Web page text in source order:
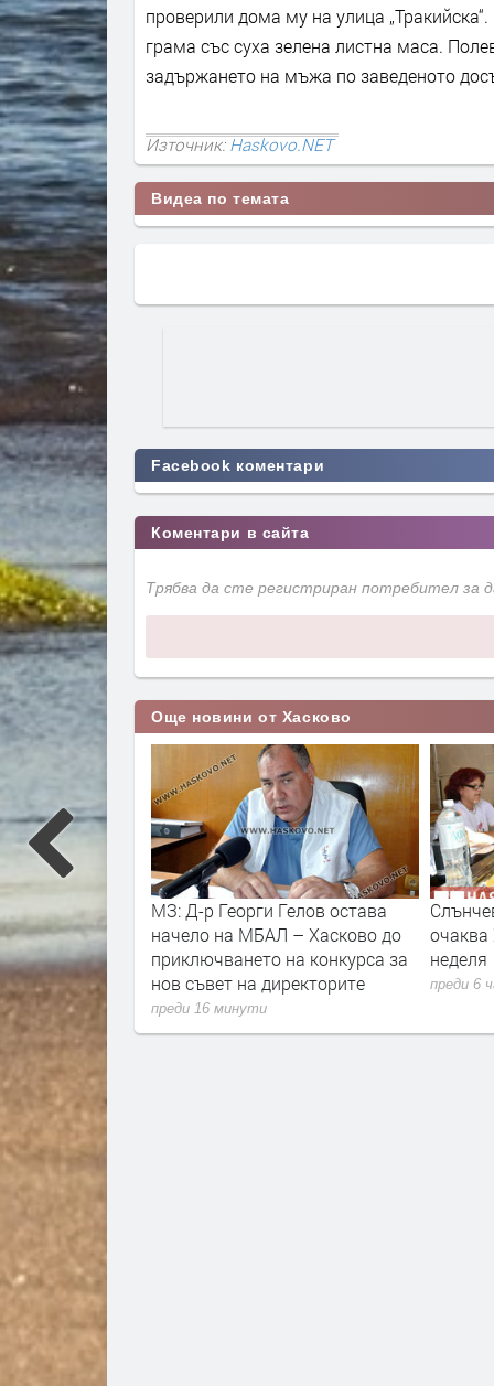
проверили дома му на улица
грама със суха зелена листна маса.
задържането на мъжа по заведеното
Източник:Haskovo.NET
Видеа по темата
Facebook коментари
Коментари в сайта
Трябва да сте регистриран потребител
Още новини от Хасково
доброволци
в
пожара в
МЗ: Д-р Георги Гелов остава
начело на МБАЛ – Хасково до
приключването на конкурса за
нов съвет на директорите
преди 16 минути
очаква
неделя
преди 6